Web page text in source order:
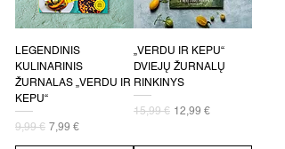
LEGENDINIS
KULINARINIS
ŽURNALAS „VERDU IR
KEPU“
Įprastinė kaina
9,99 € Pardavimo kaina
7,99 €
„VERDU IR KEPU“
DVIEJŲ ŽURNALŲ
RINKINYS
Įprastinė kaina
15,99 € Pardavimo kaina
12,99 €